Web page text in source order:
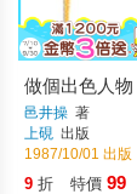
做個出色人物
邑井操著
上硯 出版
1987/10/01 出版
9 折 特價 99